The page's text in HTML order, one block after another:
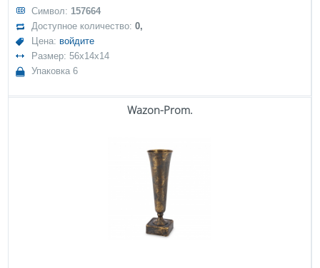
Символ: 157664
Доступное количество:0,
Цена: войдите
Размер: 56x14x14
Упаковка 6
Wazon-Prom.